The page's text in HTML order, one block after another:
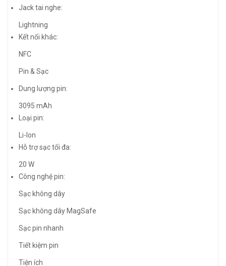
Jack tai nghe:
Lightning
Kết nối khác:
NFC
Pin & Sạc
Dung lượng pin:
3095 mAh
Loại pin:
Li-Ion
Hỗ trợ sạc tối đa:
20 W
Công nghệ pin:
Sạc không dây
Sạc không dây MagSafe
Sạc pin nhanh
Tiết kiệm pin
Tiện ích